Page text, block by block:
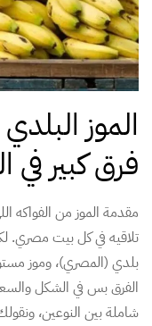
فرق كبير في
مقدمة الموز من
تلاقيه في كل بيت مصري.
بلدي (المصري)، وموز
الفرق بس في الشكل
شاملة بين النوعين،